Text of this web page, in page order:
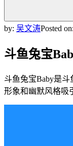
by: 吴文涛Posted on:
斗鱼兔宝
斗鱼兔宝Baby是
形象和幽默风格吸